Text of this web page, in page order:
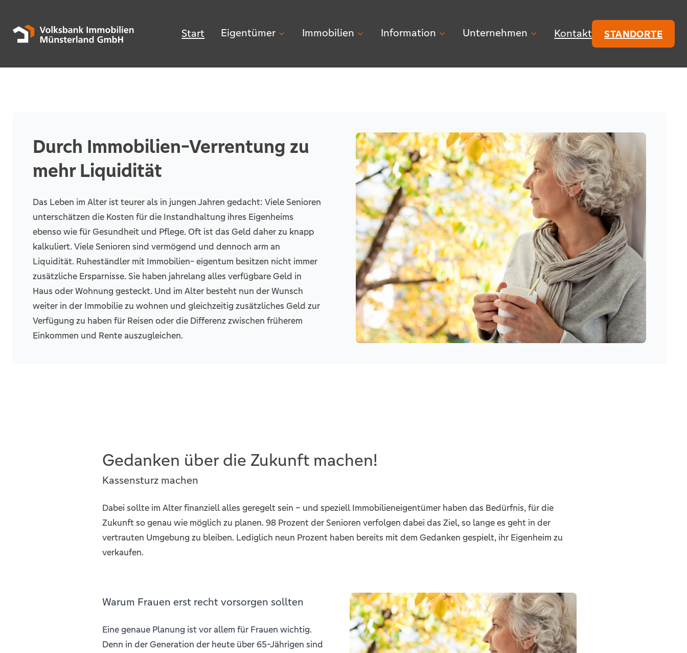
Start Eigentümer Immobilien Information Unternehmen Kontakt STANDORTE
Durch Immobilien-Verrentung zu
mehr Liquidität
Das Leben im Alter ist teurer als in jungen Jahren gedacht: Viele Senioren
unterschätzen die Kosten für die Instandhaltung ihres Eigenheims
ebenso wie für Gesundheit und Pflege. Oft ist das Geld daher zu knapp
kalkuliert. Viele Senioren sind vermögend und dennoch arm an
Liquidität. Ruheständler mit Immobilien- eigentum besitzen nicht immer
zusätzliche Ersparnisse. Sie haben jahrelang alles verfügbare Geld in
Haus oder Wohnung gesteckt. Und im Alter besteht nun der Wunsch
weiter in der Immobilie zu wohnen und gleichzeitig zusätzliches Geld zur
Verfügung zu haben für Reisen oder die Differenz zwischen früherem
Einkommen und Rente auszugleichen.
Gedanken über die Zukunft machen!
Kassensturz machen
Dabei sollte im Alter finanziell alles geregelt sein – und speziell Immobilieneigentümer haben das Bedürfnis, für die
Zukunft so genau wie möglich zu planen. 98 Prozent der Senioren verfolgen dabei das Ziel, so lange es geht in der
vertrauten Umgebung zu bleiben. Lediglich neun Prozent haben bereits mit dem Gedanken gespielt, ihr Eigenheim zu
verkaufen.
Warum Frauen erst recht vorsorgen sollten
Eine genaue Planung ist vor allem für Frauen wichtig.
Denn in der Generation der heute über 65-Jährigen sind